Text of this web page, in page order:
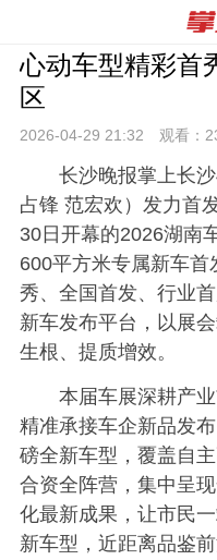
心动车型精彩首
区
2026-04-29 21:32 观看：
长沙晚报掌上长
占锋 范宏欢）发力首
30日开幕的2026湖南
600平方米专属新车
秀、全国首发、行业
新车发布平台，以展
生根、提质增效。
本届车展深耕产
精准承接车企新品发
磅全新车型，覆盖自
合资全阵营，集中呈
化最新成果，让市民
新车型，近距离品鉴